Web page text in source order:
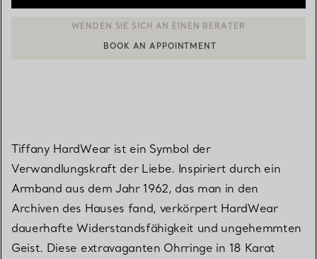
EINEN KUNDENBERATER KONTAKTIEREN ODER EINEN
Tiffany HardWear ist ein Symbol der
Verwandlungskraft der Liebe. Inspiriert durch ein
Armband aus dem Jahr 1962, das man in den
Archiven des Hauses fand, verkörpert HardWear
dauerhafte Widerstandsfähigkeit und ungehemmten
Geist. Diese extravaganten Ohrringe in 18 Karat